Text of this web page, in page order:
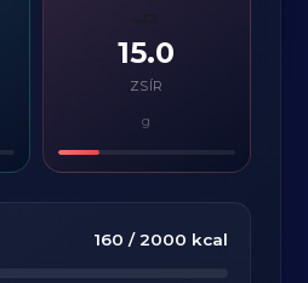
15.0
ZSÍR
g
160 / 2000 kcal